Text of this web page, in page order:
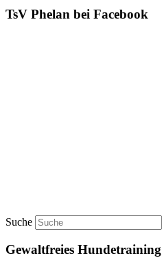
TsV Phelan bei Facebook
Suche
Gewaltfreies Hundetraining